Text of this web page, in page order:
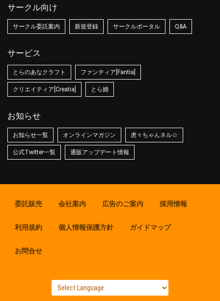
サークル向け
サークル委託案内 新規登録 サークルポータル Q&A
サービス
とらのあなクラフト ファンティア[Fantia]
クリエイティア[Creatia] とら婚
お知らせ
お知らせ一覧 オンラインマガジン 虎々ちゃんネル☆
公式Twitter一覧 通販アップデート情報
委託販売 会社案内 広告のご案内 採用情報
利用規約 個人情報保護方針 ガイドマップ
お問合せ